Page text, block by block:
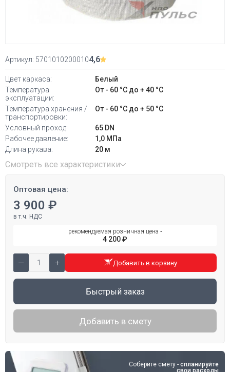
Артикул: 57010102000104,6
Цвет каркаса:
Белый
Температура
эксплуатации:
От - 60 °С до + 40 °С
Температура хранения /
транспортировки:
От - 60 °С до + 50 °С
Условный проход:
65 DN
Рабочее давление:
1,0 МПа
Длина рукава:
20 м
Смотреть все характеристики
Оптовая цена:
3 900 ₽
в т.ч. НДС
рекомендуемая розничная цена ‐
4 200 ₽
Добавить в корзину
Быстрый заказ
Добавить в смету
Соберите смету - спланируйте
свои расходы